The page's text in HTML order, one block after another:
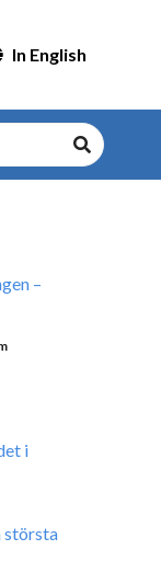
In English
–
i
största